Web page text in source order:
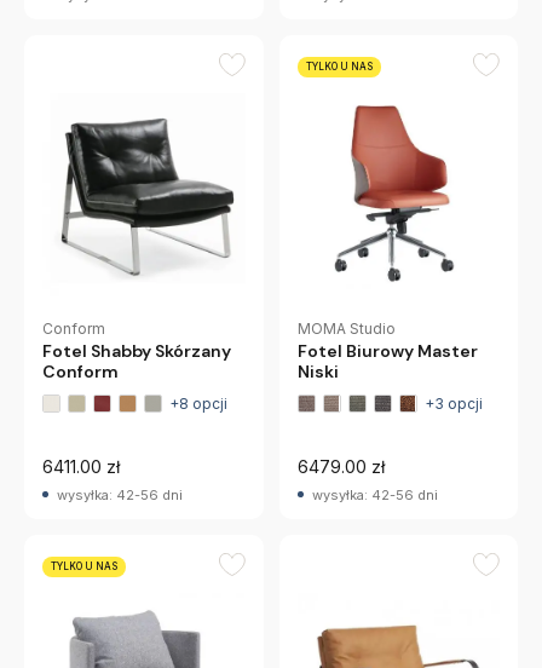
Conform
Fotel Shabby Skórzany
Conform
+8 opcji
6411.00 zł
wysyłka: 42-56 dni
TYLKO U NAS
MOMA Studio
Fotel Biurowy Master
Niski
+3 opcji
6479.00 zł
wysyłka: 42-56 dni
TYLKO U NAS